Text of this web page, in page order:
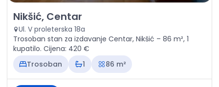
Izdavanje - Stan Nikšić, Centar
Nikšić, Centar
Ul. V proleterska 18a
Trosoban stan za izdavanje Centar, Nikšić – 86 m², 1
kupatilo. Cijena: 420 €
Trosoban
1 86 m²